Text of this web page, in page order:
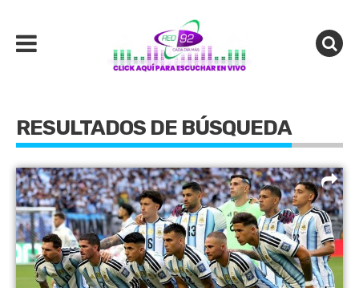
RESULTADOS DE BÚSQUEDA